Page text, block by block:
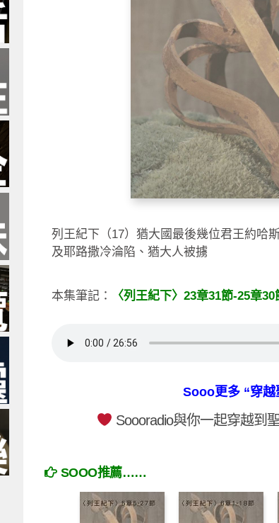
列王紀下（17）猶大國最後幾位君王約哈
及耶路撒冷淪陷、猶大人被擄
本集筆記： 〈列王紀下〉23章31節-25章30
Sooo更多 “穿越
Soooradio與你一起穿越到
SOOO推薦……